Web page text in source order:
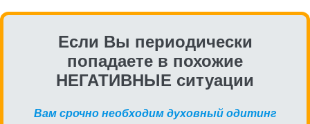
Если Вы периодически
попадаете в похожие
НЕГАТИВНЫЕ ситуации
Вам срочно необходим духовный одитинг